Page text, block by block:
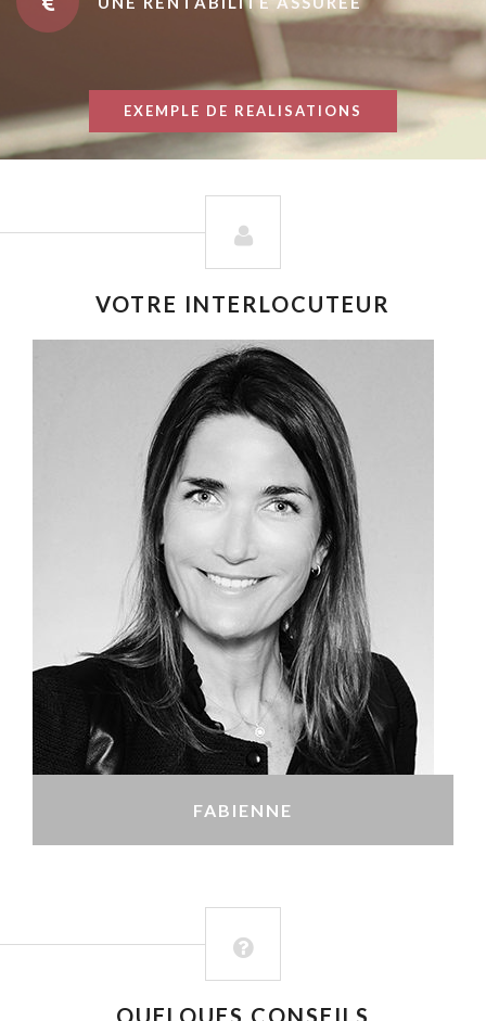
EXEMPLE DE REALISATIONS
VOTRE INTERLOCUTEUR
FABIENNE
QUELQUES CONSEILS